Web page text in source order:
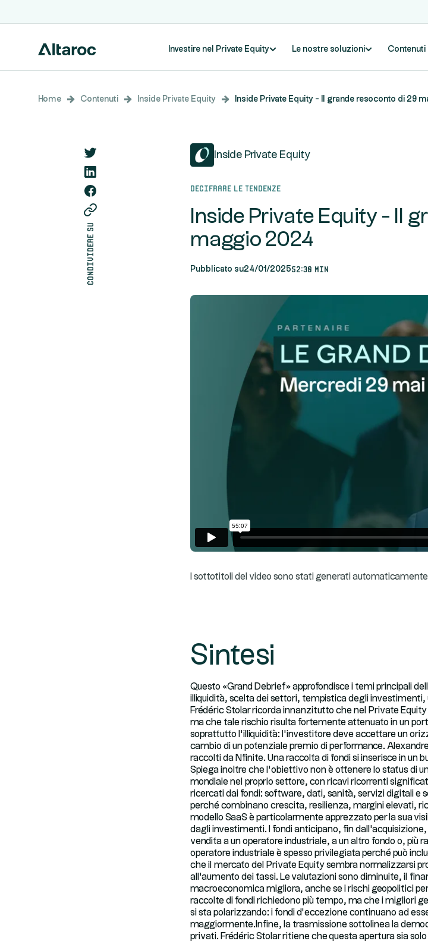
Investire nel Private Equity Le nostre soluzioni Contenuti
Home Contenuti Inside Private Equity Inside Private Equity - Il grande resoconto di 29
condividere su
Inside Private Equity
Decifrare le tendenze
Inside Private Equity - Il
maggio 2024
Pubblicato su24/01/202552:30 min
I sottotitoli del video sono stati generati
Sintesi
Questo «Grand Debrief» approfondisce i temi principali
illiquidità, scelta dei settori, tempistica degli
Frédéric Stolar ricorda innanzitutto che nel Private
ma che tale rischio risulta fortemente attenuato in un
soprattutto l’illiquidità: l’investitore deve accettare un
cambio di un potenziale premio di performance.
raccolti da Nfinite. Una raccolta di fondi si inserisce in un
Spiega inoltre che l’obiettivo non è ottenere lo status di
mondiale nel proprio settore, con ricavi ricorrenti
ricercati dai fondi: software, dati, sanità, servizi digitali e
perché combinano crescita, resilienza, margini elevati,
modello SaaS è particolarmente apprezzato per la sua
dagli investimenti. I fondi anticipano, fin
vendita a un operatore industriale, a un altro fondo o, più
operatore industriale è spesso privilegiata perché può
che il mercato del Private Equity sembra normalizzarsi
all'aumento dei tassi. Le valutazioni sono diminuite, il
macroeconomica migliora, anche se i rischi geopolitici
raccolte di fondi richiedono più tempo, ma che i migliori
si sta polarizzando: i fondi d’eccezione continuano ad
maggiormente.Infine, la trasmissione sottolinea la
privati. Frédéric Stolar ritiene che questa apertura sia